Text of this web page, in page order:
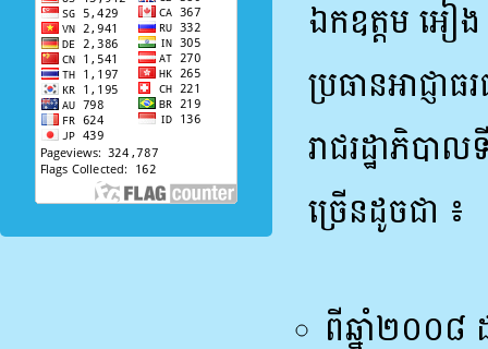
ឯកឧត្តម អៀង
ប្រធានអាជ្ញ
រាជរដ្ឋាភិប
ច្រើនដូចជា ៖
ពីឆ្នាំ២០០៨